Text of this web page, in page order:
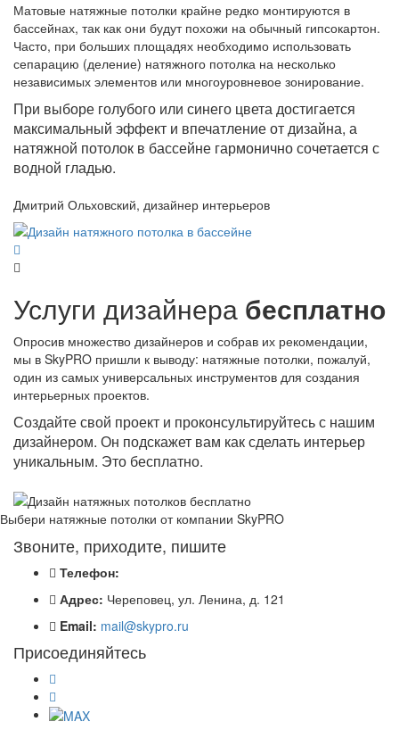
Матовые натяжные потолки крайне редко монтируются в
бассейнах, так как они будут похожи на обычный гипсокартон.
Часто, при больших площадях необходимо использовать
сепарацию (деление) натяжного потолка на несколько
независимых элементов или многоуровневое зонирование.
При выборе голубого или синего цвета достигается
максимальный эффект и впечатление от дизайна, а
натяжной потолок в бассейне гармонично сочетается с
водной гладью.
Дмитрий Ольховский, дизайнер интерьеров
Услуги дизайнера бесплатно
Опросив множество дизайнеров и собрав их рекомендации,
мы в SkyPRO пришли к выводу: натяжные потолки, пожалуй,
один из самых универсальных инструментов для создания
интерьерных проектов.
Создайте свой проект и проконсультируйтесь с нашим
дизайнером. Он подскажет вам как сделать интерьер
уникальным. Это бесплатно.
Выбери натяжные потолки от компании SkyPRO
Звоните, приходите, пишите
Телефон:
Адрес: Череповец, ул. Ленина, д. 121
Email: mail@skypro.ru
Присоединяйтесь